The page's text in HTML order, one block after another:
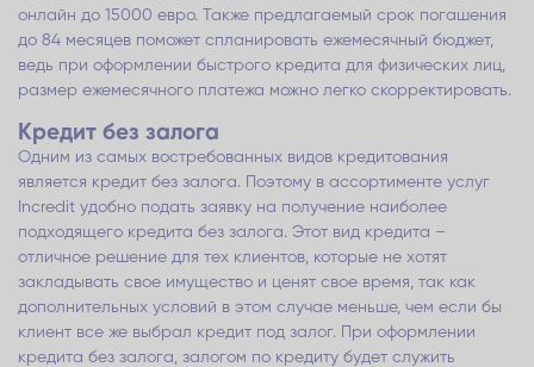
онлайн до 15000 евро. Также предлагаемый срок погашения
до 84 месяцев поможет спланировать ежемесячный бюджет,
ведь при оформлении быстрого кредита для физических лиц,
размер ежемесячного платежа можно легко скорректировать.
Кредит без залога
Одним из самых востребованных видов кредитования
является кредит без залога. Поэтому в ассортименте услуг
Incredit удобно подать заявку на получение наиболее
подходящего кредита без залога. Этот вид кредита –
отличное решение для тех клиентов, которые не хотят
закладывать свое имущество и ценят свое время, так как
дополнительных условий в этом случае меньше, чем если бы
клиент все же выбрал кредит под залог. При оформлении
кредита без залога, залогом по кредиту будет служить